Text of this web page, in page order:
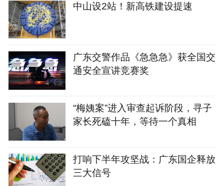
中山设2站！新高铁建设提速
广东交警作品《急急急》获全国交
通安全宣讲竞赛奖
“梅姨案”进入审查起诉阶段，寻子
家长死磕十年，等待一个真相
打响下半年攻坚战：广东国企释放
三大信号